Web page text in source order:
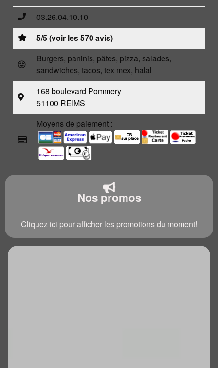
03.26.04.10.10
5/5 (voir les 570 avis)
Burgers, paninis, pâtes, pizza, salades,
sandwiches, tacos, tex mex, halal
168 boulevard Pommery
51100 REIMS
Moyens de paiement :
Nos promos
Cliquez ici pour afficher les promotions du moment!